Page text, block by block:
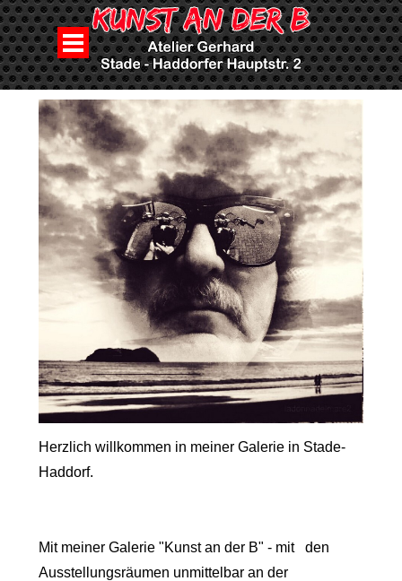
Direkt zum Seiteninhalt
Menü überspringen
Herzlich willkommen in meiner Galerie in Stade-
Haddorf.
Mit meiner Galerie "Kunst an der B" - mit den
Ausstellungsräumen unmittelbar an der